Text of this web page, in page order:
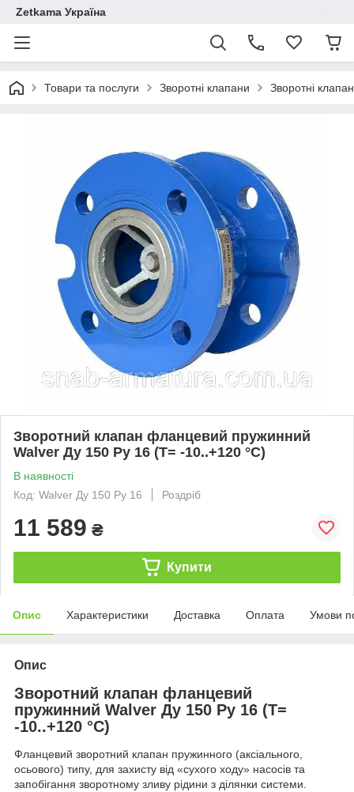
Zetkama Україна
Товари та послуги Зворотні клапани Зворотні
Зворотний клапан фланцевий пружинний
Walver Ду 150 Ру 16 (Т= -10..+120 °С)
В наявності
Код: Walver Ду 150 Ру 16
Роздріб
11 589 ₴
Купити
Опис Характеристики Доставка Оплата Умови
Опис
Зворотний клапан фланцевий
пружинний Walver Ду 150 Ру 16 (Т=
-10..+120 °С)
Фланцевий зворотний клапан пружинного (аксіального,
осьового) типу, для захисту від «сухого ходу» насосів та
запобігання зворотному зливу рідини з ділянки системи.